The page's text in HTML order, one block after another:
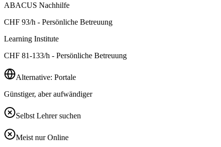
ABACUS Nachhilfe
CHF 93/h - Persönliche Betreuung
Learning Institute
CHF 81-133/h - Persönliche Betreuung
Alternative: Portale
Günstiger, aber aufwändiger
Selbst Lehrer suchen
Meist nur Online